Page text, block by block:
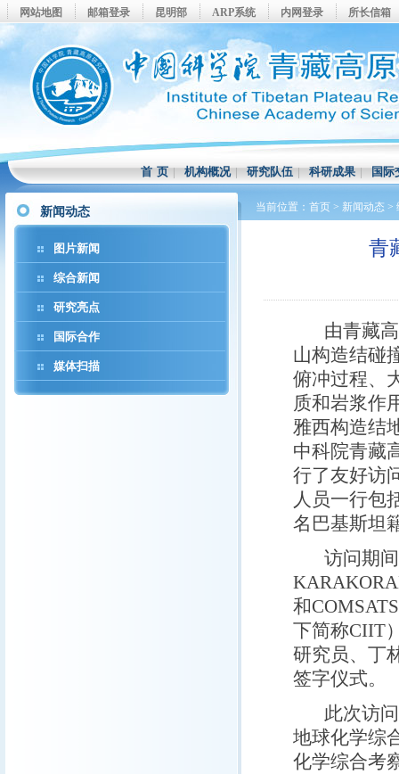
网站地图 邮箱登录 昆明部 ARP系统 内网登录 所长信箱
首 页|机构概况|研究队伍|科研成果|国际
新闻动态
图片新闻
综合新闻
研究亮点
国际合作
媒体扫描
当前位置： 首页 > 新闻动态 >
青
由青藏高
山构造结碰
俯冲过程、
质和岩浆作
雅西构造结
中科院青藏
行了友好访
人员一行包
名巴基斯坦
访问期间
和
下简称CIIT
研究员、丁
签字仪式。
此次访问
地球化学综
化学综合考